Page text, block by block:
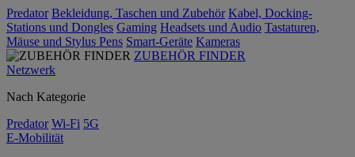
Predator Bekleidung, Taschen und Zubehör Kabel, Docking-
Stations und Dongles Gaming Headsets und Audio Tastaturen,
Mäuse und Stylus Pens Smart-Geräte Kameras
ZUBEHÖR FINDER
Netzwerk
Nach Kategorie
Predator Wi-Fi 5G
E-Mobilität